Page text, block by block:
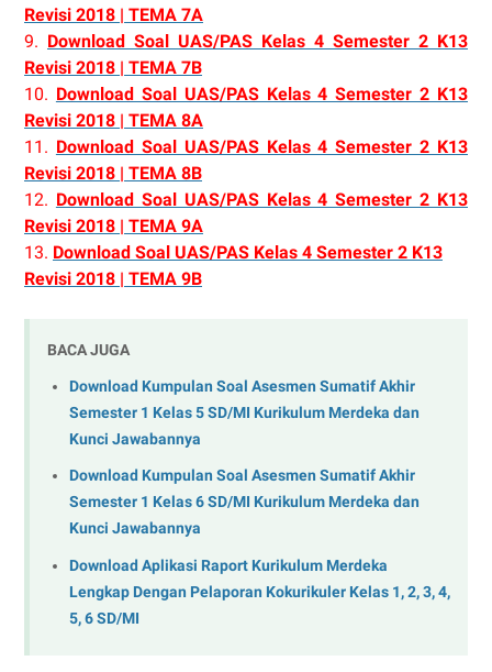
Revisi 2018 | TEMA 7A
9. Download Soal UAS/PAS Kelas 4 Semester 2 K13
Revisi 2018 | TEMA 7B
10. Download Soal UAS/PAS Kelas 4 Semester 2 K13
Revisi 2018 | TEMA 8A
11. Download Soal UAS/PAS Kelas 4 Semester 2 K13
Revisi 2018 | TEMA 8B
12. Download Soal UAS/PAS Kelas 4 Semester 2 K13
Revisi 2018 | TEMA 9A
13. Download Soal UAS/PAS Kelas 4 Semester 2 K13
Revisi 2018 | TEMA 9B
BACA JUGA
Download Kumpulan Soal Asesmen Sumatif Akhir
Semester 1 Kelas 5 SD/MI Kurikulum Merdeka dan
Kunci Jawabannya
Download Kumpulan Soal Asesmen Sumatif Akhir
Semester 1 Kelas 6 SD/MI Kurikulum Merdeka dan
Kunci Jawabannya
Download Aplikasi Raport Kurikulum Merdeka
Lengkap Dengan Pelaporan Kokurikuler Kelas 1, 2, 3, 4,
5, 6 SD/MI